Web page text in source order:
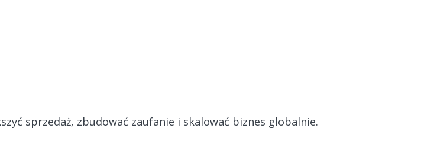
sprzedaż, zbudować zaufanie i skalować biznes globalnie.